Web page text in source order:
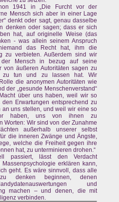
1941 in „Die Furcht vor der
Mensch sich aber in einer Lage
denkt oder sagt, genau dasselbe
denken oder sagen; dass er sich
hat, auf originelle Weise (das
- was allein seinem Anspruch
das Recht hat, ihm die
zu verbieten. Außerdem sind wir
Mensch in bezug auf seine
von äußeren Autoritäten sagen zu
zu tun und zu lassen hat. Wir
die anonymen Autoritäten wie
der „gesunde Menschenverstand“
über uns haben, weil wir so
Erwartungen entsprechend zu
uns stellen, und weil wir eine so
haben, uns von ihnen zu
Worten: Wir sind von der Zunahme
außerhalb unserer selbst
die inneren Zwänge und Ängste,
welche die Freiheit gegen ihre
hat, zu unterminieren drohen.“
passiert, lässt den Verdacht
erklären kann,
geht. Es wäre sinnvoll, dass alle
denken beginnen, denen
und
machen – und denen, die mit
verbinden.